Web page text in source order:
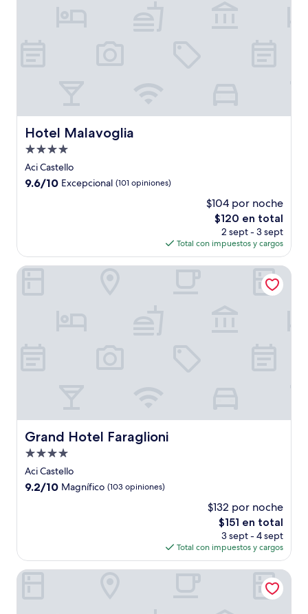
Hotel Malavoglia
Hotel Malavoglia
Propiedad
de
4.0
Aci Castello
9.6
9.6/10 Excepcional (101 opiniones)
$104 por noche
El
precio
actual
es
de
$120 en total
2 sept - 3 sept
Total con impuestos y cargos
Grand Hotel Faraglioni
Grand Hotel Faraglioni
Propiedad
de
4.0
Aci Castello
9.2
9.2/10 Magnífico (103 opiniones)
$132 por noche
El
precio
actual
es
de
$151 en total
3 sept - 4 sept
Total con impuestos y cargos
Grand Hotel Faraglioni
Viscuso house